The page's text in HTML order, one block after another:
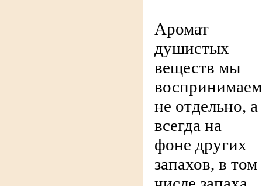
Аромат
душистых
веществ мы
воспринимаем
не отдельно, а
всегда на
фоне других
запахов, в том